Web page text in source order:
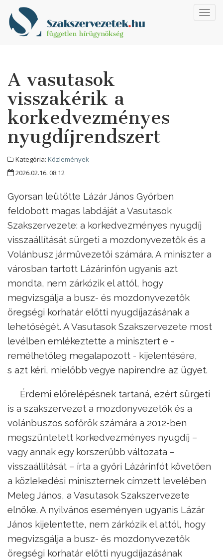
A vasutasok
visszakérik a
korkedvezményes
nyugdíjrendszert
Kategória: Közlemények
2026.02.16. 08:12
Gyorsan leütötte Lázár János Győrben
feldobott magas labdáját a Vasutasok
Szakszervezete: a korkedvezményes nyugdíj
visszaállítását sürgeti a mozdonyvezetők és a
Volánbusz járművezetői számára. A miniszter a
városban tartott Lázárinfón ugyanis azt
mondta, nem zárkózik el attól, hogy
megvizsgálja a busz- és mozdonyvezetők
öregségi korhatár előtti nyugdíjazásának a
lehetőségét. A Vasutasok Szakszervezete most
levélben emlékeztette a minisztert e -
remélhetőleg megalapozott - kijelentésére,
s azt kéri, mielőbb vegye napirendre az ügyet.
Érdemi előrelépésnek tartaná, ezért sürgeti
is a szakszervezet a mozdonyvezetők és a
volánbuszos sofőrök számára a 2012-ben
megszüntetett korkedvezményes nyugdíj –
vagy annak egy korszerűbb változata –
visszaállítását – írta a győri Lázárinfót követően
a közlekedési miniszternek címzett levelében
Meleg János, a Vasutasok Szakszervezete
elnöke. A nyilvános eseményen ugyanis Lázár
János kijelentette, nem zárkózik el attól, hogy
megvizsgálja a busz- és mozdonyvezetők
öregségi korhatár előtti nyugdíjazásának